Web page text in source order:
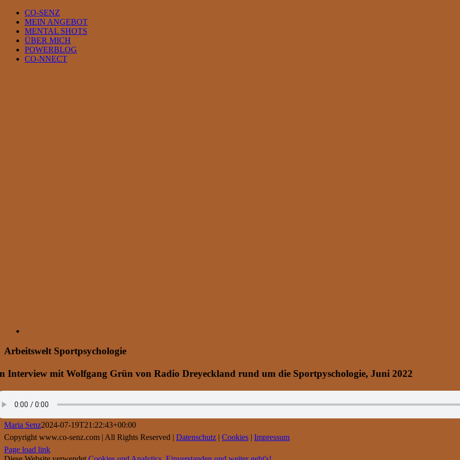
Skip
content
CO-SENZ
MEIN ANGEBOT
MENTAL SHOTS
ÜBER MICH
POWERBLOG
CO-NNECT
Arbeitswelt Sportpsychologie
Interview mit Wolfgang Grün von Radio Dreyeckland rund um die Sportpyschologie, Juni 2022
Maria Senz2024-07-19T21:22:43+00:00
Copyright www.co-senz.com | All Rights Reserved | Datenschutz | Cookies | Impressum
Page load link